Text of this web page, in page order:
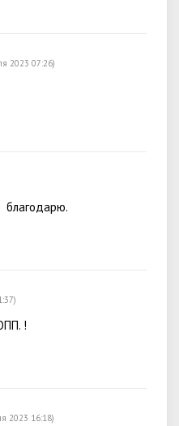
2023 07:26)
благодарю.
!
2023 16:18)